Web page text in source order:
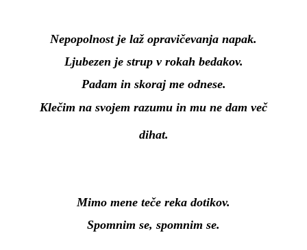
Nepopolnost je laž opravičevanja napak.
Ljubezen je strup v rokah bedakov.
Padam in skoraj me odnese.
Klečim na svojem razumu in mu ne dam več
dihat.
Mimo mene teče reka dotikov.
Spomnim se, spomnim se.